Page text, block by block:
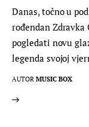
Danas, točno u
rođendan
pogledati novu
legenda svojoj
AUTOR MUSIC BOX